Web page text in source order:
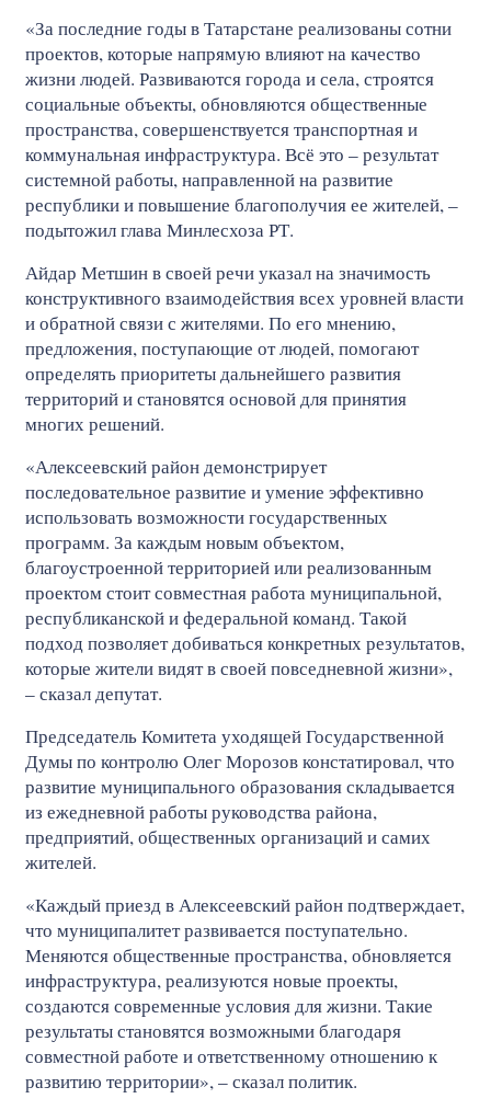
«За последние годы в Татарстане реализованы сотни
проектов, которые напрямую влияют на качество
жизни людей. Развиваются города и села, строятся
социальные объекты, обновляются общественные
пространства, совершенствуется транспортная и
коммунальная инфраструктура. Всё это – результат
системной работы, направленной на развитие
республики и повышение благополучия ее жителей, –
подытожил глава Минлесхоза РТ.
Айдар Метшин в своей речи указал на значимость
конструктивного взаимодействия всех уровней власти
и обратной связи с жителями. По его мнению,
предложения, поступающие от людей, помогают
определять приоритеты дальнейшего развития
территорий и становятся основой для принятия
многих решений.
«Алексеевский район демонстрирует
последовательное развитие и умение эффективно
использовать возможности государственных
программ. За каждым новым объектом,
благоустроенной территорией или реализованным
проектом стоит совместная работа муниципальной,
республиканской и федеральной команд. Такой
подход позволяет добиваться конкретных результатов,
которые жители видят в своей повседневной жизни»,
– сказал депутат.
Председатель Комитета уходящей Государственной
Думы по контролю Олег Морозов констатировал, что
развитие муниципального образования складывается
из ежедневной работы руководства района,
предприятий, общественных организаций и самих
жителей.
«Каждый приезд в Алексеевский район подтверждает,
что муниципалитет развивается поступательно.
Меняются общественные пространства, обновляется
инфраструктура, реализуются новые проекты,
создаются современные условия для жизни. Такие
результаты становятся возможными благодаря
совместной работе и ответственному отношению к
развитию территории», – сказал политик.